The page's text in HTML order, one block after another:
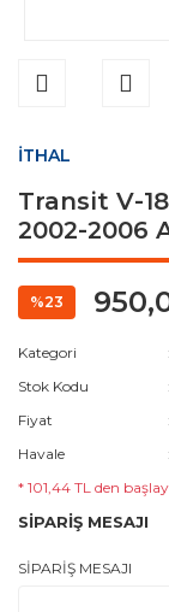
İTHAL
Transit V-
2002-2006
%23
Kategori
Stok Kodu
Fiyat
Havale
* 101,44 TL den
SİPARİŞ MESAJI
SİPARİŞ MESAJI